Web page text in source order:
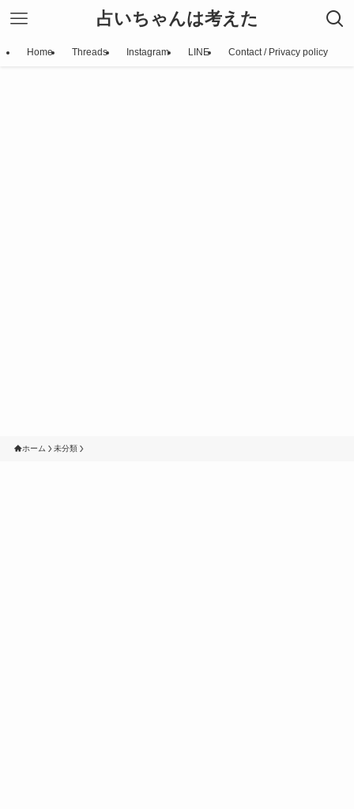
占いちゃんは考えた
Home Threads Instagram LINE Contact / Privacy policy
ホーム 未分類